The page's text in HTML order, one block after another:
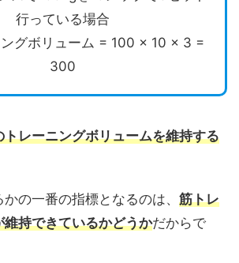
行っている場合
ボリューム = 100 × 10 × 3 =
300
レーニングボリュームを維持する
の一番の指標となるのは、 筋トレ
持できているかどうかだからで